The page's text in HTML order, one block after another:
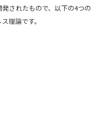
されたもので、以下の4つの
理論です。